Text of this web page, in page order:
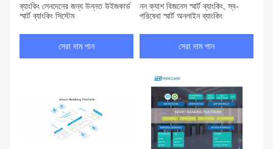
ব্যাংকিং লেনদেনের জন্য উন্নত উইজকার্ড
স্মার্ট ব্যাংকিং সিস্টেম
সেরা দাম পান
নন ক্যাশ বিজনেস স্মার্ট ব্যাংকিং, স্ব-
পরিষেবা স্মার্ট অনলাইন ব্যাংকিং
সেরা দাম পান